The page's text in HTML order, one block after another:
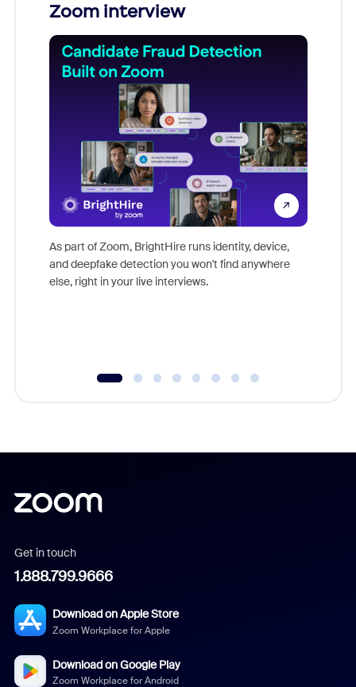
Zoom interview
As part of Zoom, BrightHire runs identity, device,
and deepfake detection you won't find anywhere
else, right in your live interviews.
Get in touch
1.888.799.9666
Download on Apple Store
Zoom Workplace for Apple
Download on Google Play
Zoom Workplace for Android